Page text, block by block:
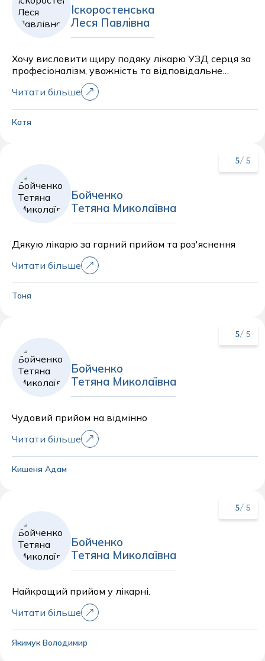
Іскоростенська
Леся Павлівна
Хочу висловити щиру подяку лікарю УЗД серця за
професіоналізм, уважність та відповідальне
ставлення до пацієнта. Обстеження було
проведене дуже ретельно, лікар детально пояснив
результати, відповів на всі запитання та надав
корисні рекомендації. Під час прийому панувала
Читати більше
Катя
5/ 5
Бойченко
Тетяна Миколаївна
Дякую лікарю за гарний прийом та роз'яснення
Читати більше
Тоня
5/ 5
Бойченко
Тетяна Миколаївна
Чудовий прийом на відмінно
Читати більше
Кишеня Адам
5/ 5
Бойченко
Тетяна Миколаївна
Найкращий прийом у лікарні.
Читати більше
Якимук Володимир